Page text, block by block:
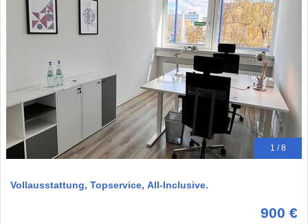
1 / 8
Vollausstattung, Topservice, All-Inclusive.
900 €